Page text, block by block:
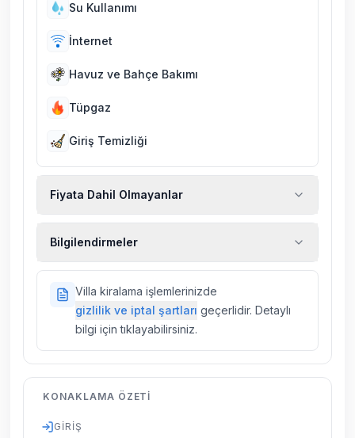
Su Kullanımı
İnternet
Havuz ve Bahçe Bakımı
Tüpgaz
Giriş Temizliği
Fiyata Dahil Olmayanlar
sigortaları fiyatlara dahil değildir.
Bilgilendirmeler
villalarımızda düzenli olarak ilaçlama
yapılmaktadır. Buna rağmen çevrede
kelebek, böcek, sinek vs. bulunma ihtimali
dönemsel olarak altyapı çalışmaları
yapılabilmektedir. Bu çalışma nedeniyle yol
Villa kiralama işlemlerinizde
gizlilik ve iptal şartları geçerlidir. Detaylı
bilgi için tıklayabilirsiniz.
KONAKLAMA ÖZETI
GIRIŞ